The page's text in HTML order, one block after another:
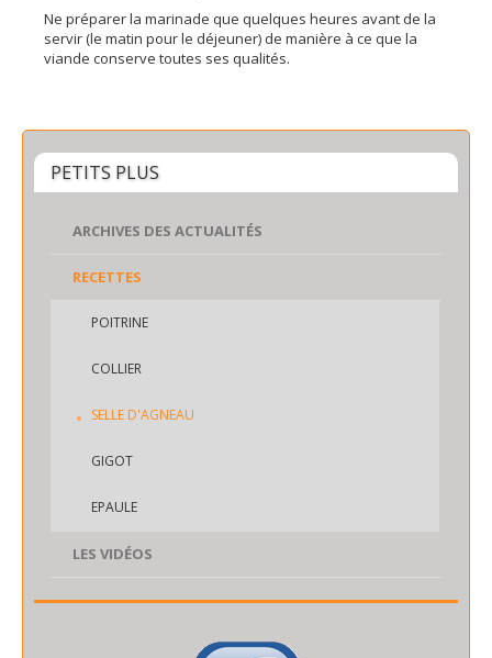
Ne préparer la marinade que quelques heures avant de la
servir (le matin pour le déjeuner) de manière à ce que la
viande conserve toutes ses qualités.
PETITS PLUS
ARCHIVES DES ACTUALITÉS
RECETTES
POITRINE
COLLIER
SELLE D'AGNEAU
GIGOT
EPAULE
LES VIDÉOS